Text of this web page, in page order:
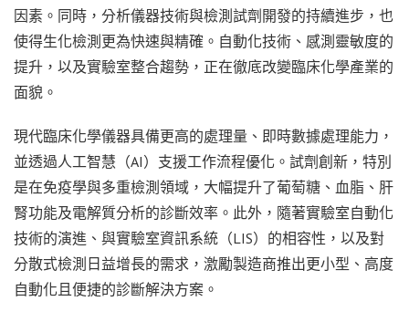
因素。同時，分析儀器技術與檢測試劑開發的持續進步，也
使得生化檢測更為快速與精確。自動化技術、感測靈敏度的
提升，以及實驗室整合趨勢，正在徹底改變臨床化學產業的
面貌。
現代臨床化學儀器具備更高的處理量、即時數據處理能力，
並透過人工智慧（AI）支援工作流程優化。試劑創新，特別
是在免疫學與多重檢測領域，大幅提升了葡萄糖、血脂、肝
腎功能及電解質分析的診斷效率。此外，隨著實驗室自動化
技術的演進、與實驗室資訊系統（LIS）的相容性，以及對
分散式檢測日益增長的需求，激勵製造商推出更小型、高度
自動化且便捷的診斷解決方案。